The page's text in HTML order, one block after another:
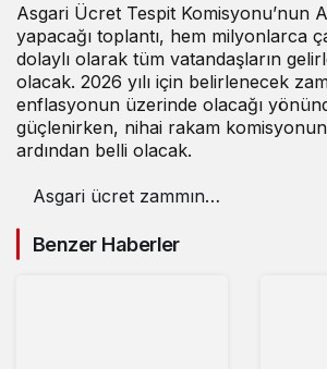
Asgari Ücret Tespit Komisyonu’nun
yapacağı toplantı, hem milyonlarca
dolaylı olarak tüm vatandaşların
olacak. 2026 yılı için belirlenecek
enflasyonun üzerinde olacağı
güçlenirken, nihai rakam komisyonun
ardından belli olacak.
Asgari ücret zammında
yılında asgari ücret ne
Benzer Haberler